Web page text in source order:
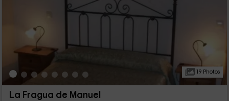
19 Photos
La Fragua de Manuel